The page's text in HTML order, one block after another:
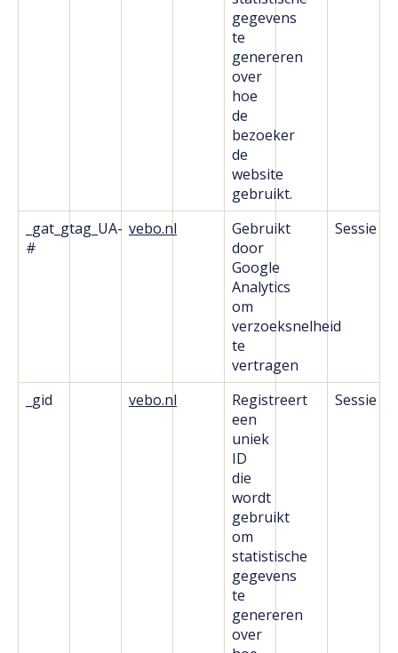
gegevens
te
genereren
over
hoe
de
bezoeker
de
website
gebruikt.
_gat_gtag_UA-
#
vebo.nl
Gebruikt
door
Google
Analytics
om
verzoeksnelheid
te
vertragen
Sessie
_gid vebo.nl
Registreert
een
uniek
ID
die
wordt
gebruikt
om
statistische
gegevens
te
genereren
over
Sessie